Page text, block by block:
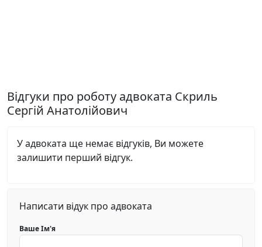
Відгуки про роботу адвоката Скриль
Сергій Анатолійович
У адвоката ще немає відгуків, Ви можете
залишити перший відгук.
Написати відук про адвоката
Ваше Ім'я